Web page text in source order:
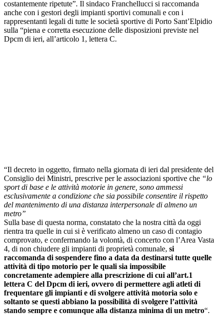
costantemente ripetute”. Il sindaco Franchellucci si raccomanda
anche con i gestori degli impianti sportivi comunali e con i
rappresentanti legali di tutte le società sportive di Porto Sant’Elpidio
sulla “piena e corretta esecuzione delle disposizioni previste nel
Dpcm di ieri, all’articolo 1, lettera C.
“Il decreto in oggetto, firmato nella giornata di ieri dal presidente del
Consiglio dei Ministri, prescrive per le associazioni sportive che “lo
sport di base e le attività motorie in genere, sono ammessi
esclusivamente a condizione che sia possibile consentire il rispetto
del mantenimento di una distanza interpersonale di almeno un
metro”
Sulla base di questa norma, constatato che la nostra città da oggi
rientra tra quelle in cui si è verificato almeno un caso di contagio
comprovato, e confermando la volontà, di concerto con l’Area Vasta
4, di non chiudere gli impianti di proprietà comunale, si
raccomanda di sospendere fino a data da destinarsi tutte quelle
attività di tipo motorio per le quali sia impossibile
concretamente adempiere alla prescrizione di cui all’art.1
lettera C del Dpcm di ieri, ovvero di permettere agli atleti di
frequentare gli impianti e di svolgere attività motoria solo e
soltanto se questi abbiano la possibilità di svolgere l’attività
stando sempre e comunque alla distanza minima di un metro“.